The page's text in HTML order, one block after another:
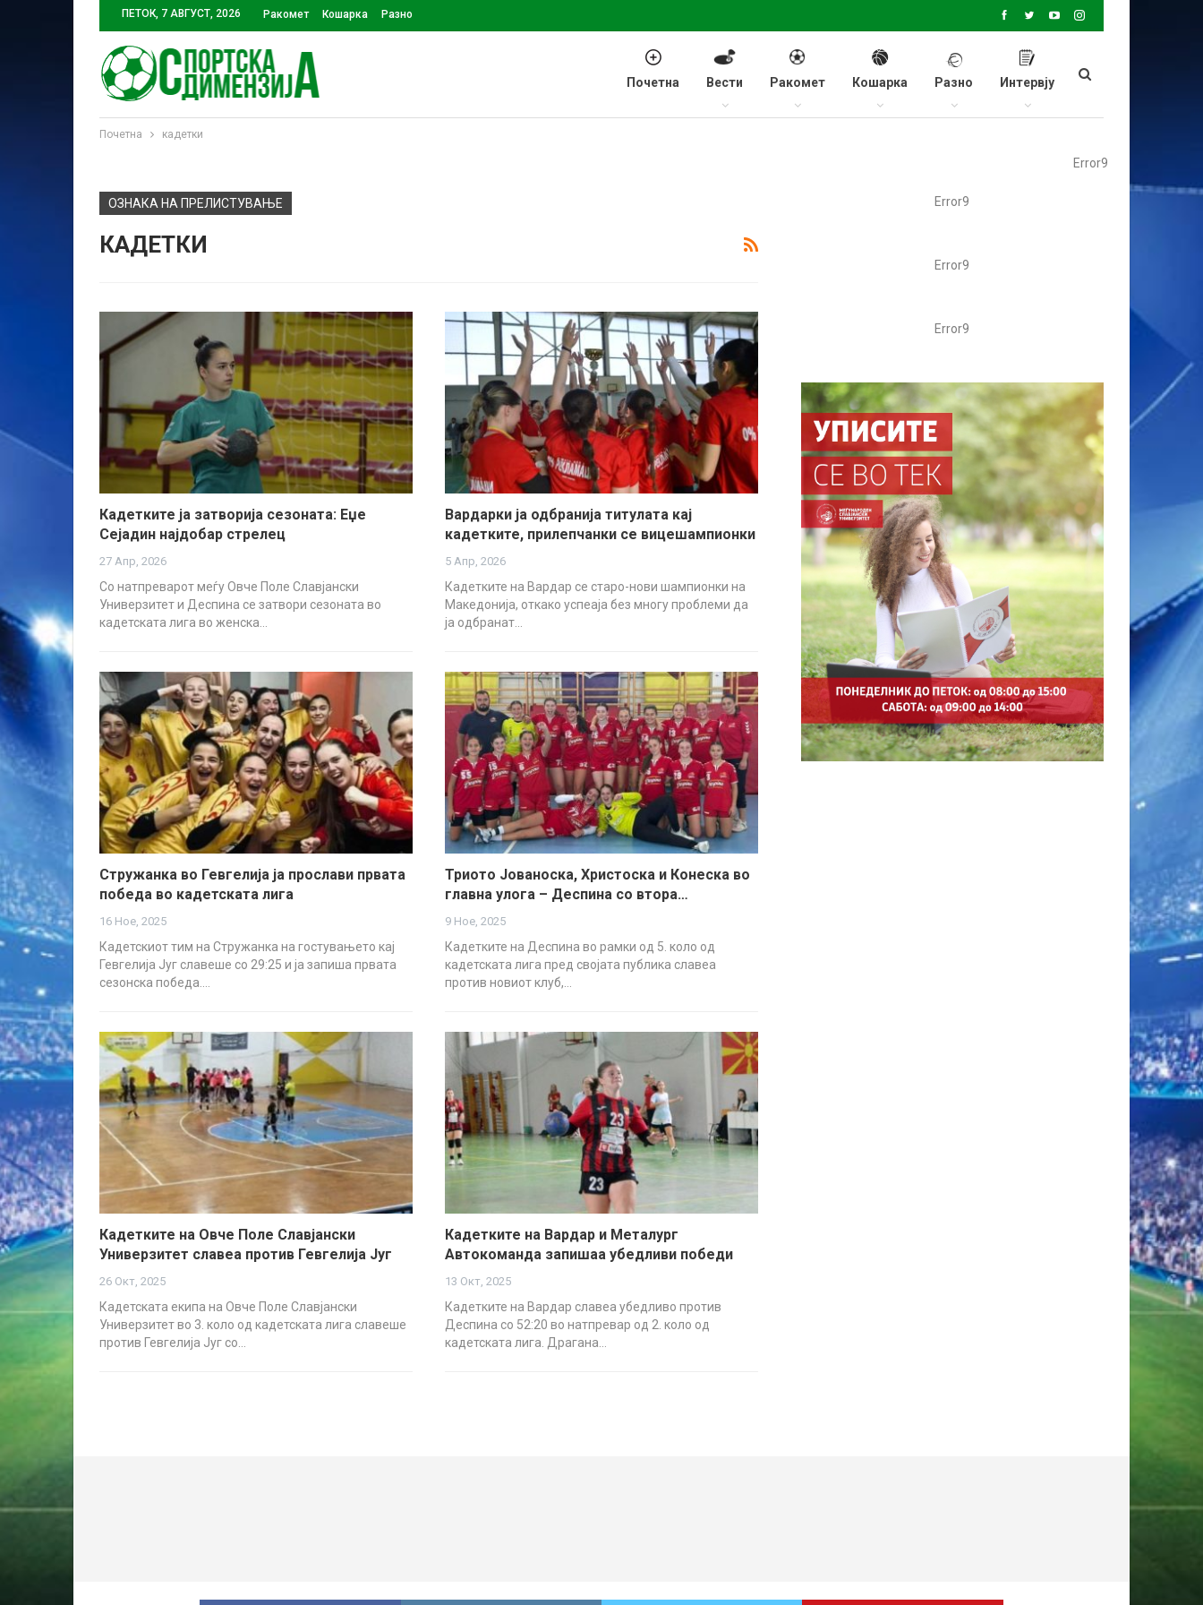
ПЕТОК, 7 АВГУСТ, 2026 Ракомет Кошарка Разно
Почетна Вести Ракомет Кошарка Разно Интервју
Почетна кадетки
Error9
ОЗНАКА НА ПРЕЛИСТУВАЊЕ
КАДЕТКИ
Кадетките ја затворија сезоната: Еџе
Сејадин најдобар стрелец
27 Апр, 2026
Со натпреварот меѓу Овче Поле Славјански
Универзитет и Деспина се затвори сезоната во
кадетската лига во женска…
Вардарки ја одбранија титулата кај
кадетките, прилепчанки се вицешампионки
5 Апр, 2026
Кадетките на Вардар се старо-нови шампионки на
Македонија, откако успеаја без многу проблеми да
ја одбранат…
Стружанка во Гевгелија ја прослави првата
победа во кадетската лига
16 Ное, 2025
Кадетскиот тим на Стружанка на гостувањето кај
Гевгелија Југ славеше со 29:25 и ја запиша првата
сезонска победа.…
Триото Јованоска, Христоска и Конеска во
главна улога – Деспина со втора…
9 Ное, 2025
Кадетките на Деспина во рамки од 5. коло од
кадетската лига пред својата публика славеа
против новиот клуб,…
Кадетките на Овче Поле Славјански
Универзитет славеа против Гевгелија Југ
26 Окт, 2025
Кадетската екипа на Овче Поле Славјански
Универзитет во 3. коло од кадетската лига славеше
против Гевгелија Југ со…
Кадетките на Вардар и Металург
Автокоманда запишаа убедливи победи
13 Окт, 2025
Кадетките на Вардар славеа убедливо против
Деспина со 52:20 во натпревар од 2. коло од
кадетската лига. Драгана…
Error9
Error9
Error9